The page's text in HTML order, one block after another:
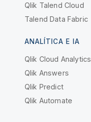
Qlik Talend Cloud
Talend Data Fabric
ANALÍTICA E IA
Qlik Cloud Analytics
Qlik Answers
Qlik Predict
Qlik Automate